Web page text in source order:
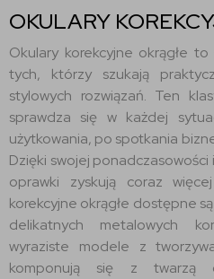
OKULARY
Okulary korekcyjne okrągłe
tych, którzy szukają
stylowych rozwiązań. Ten
sprawdza się w każdej
użytkowania, po spotkania
Dzięki swojej ponadczasowości
oprawki zyskują coraz
korekcyjne okrągłe dostępne
delikatnych metalowych
wyraziste modele z
komponują się z twarzą